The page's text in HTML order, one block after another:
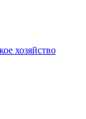
хозяйство